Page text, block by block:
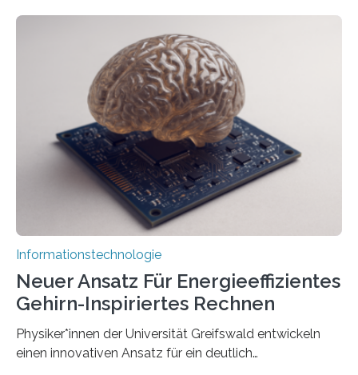
der MindPort GmbH eine neuartige, KI-gestützte
Lösung zur Erzeugung von Emotionen für realistische
Avatare. Gen-AIvatar entwickelt innovative und
kosteneffiziente Methoden, um lebensechte Avatare zu
erstellen. „Besonders wichtig ist uns eine ganzheitliche
Animation, bei der Stimme, Körperbewegung, Gestik
und Mimik im Einklang sind…
Informationstechnologie
Neuer Ansatz Für Energieeffizientes
Gehirn-Inspiriertes Rechnen
Physiker*innen der Universität Greifswald entwickeln
einen innovativen Ansatz für ein deutlich